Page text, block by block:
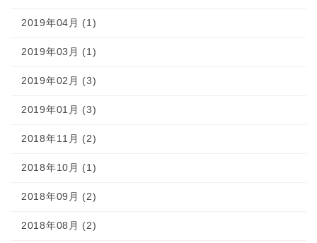
2019年04月 (1)
2019年03月 (1)
2019年02月 (3)
2019年01月 (3)
2018年11月 (2)
2018年10月 (1)
2018年09月 (2)
2018年08月 (2)